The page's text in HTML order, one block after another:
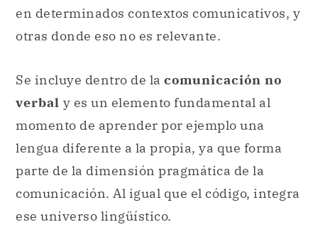
en determinados contextos comunicativos, y
otras donde eso no es relevante.
Se incluye dentro de la comunicación no
verbal y es un elemento fundamental al
momento de aprender por ejemplo una
lengua diferente a la propia, ya que forma
parte de la dimensión pragmática de la
comunicación. Al igual que el código, integra
ese universo lingüístico.